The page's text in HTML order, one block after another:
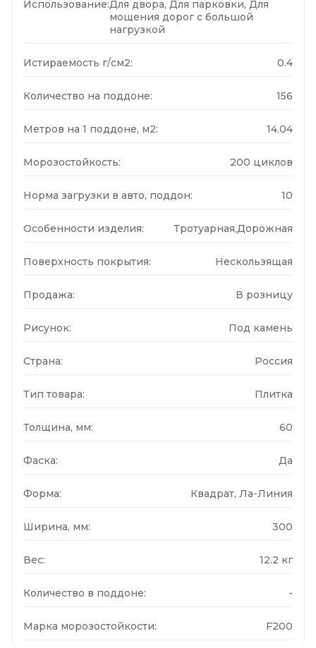
Использование:Для двора, Для парковки, Для
мощения дорог с большой
нагрузкой
Истираемость г/см2: 0.4
Количество на поддоне: 156
Метров на 1 поддоне, м2: 14.04
Морозостойкость: 200 циклов
Норма загрузки в авто, поддон: 10
Особенности изделия: Тротуарная,Дорожная
Поверхность покрытия: Нескользящая
Продажа: В розницу
Рисунок: Под камень
Страна: Россия
Тип товара: Плитка
Толщина, мм: 60
Фаска: Да
Форма: Квадрат, Ла-Линия
Ширина, мм: 300
Вес: 12.2 кг
Количество в поддоне: -
Марка морозостойкости: F200